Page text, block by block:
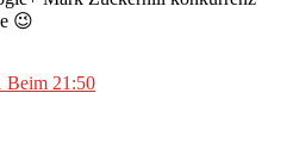
😉
Beim 21:50